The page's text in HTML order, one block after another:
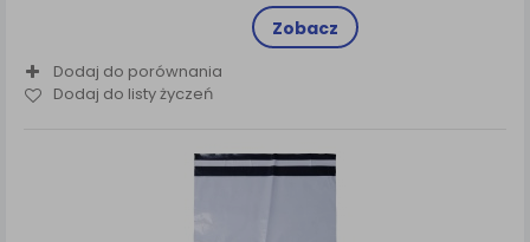
Zobacz
Dodaj do porównania
Dodaj do listy życzeń